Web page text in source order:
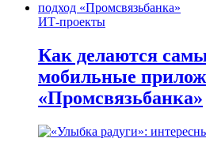
ИТ-проекты
Как делаются
мобильные
«Промсвязьбанка»